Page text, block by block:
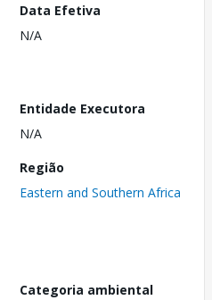
Data Efetiva
N/A
Entidade Executora
N/A
Região
Eastern and Southern Africa
Categoria ambiental